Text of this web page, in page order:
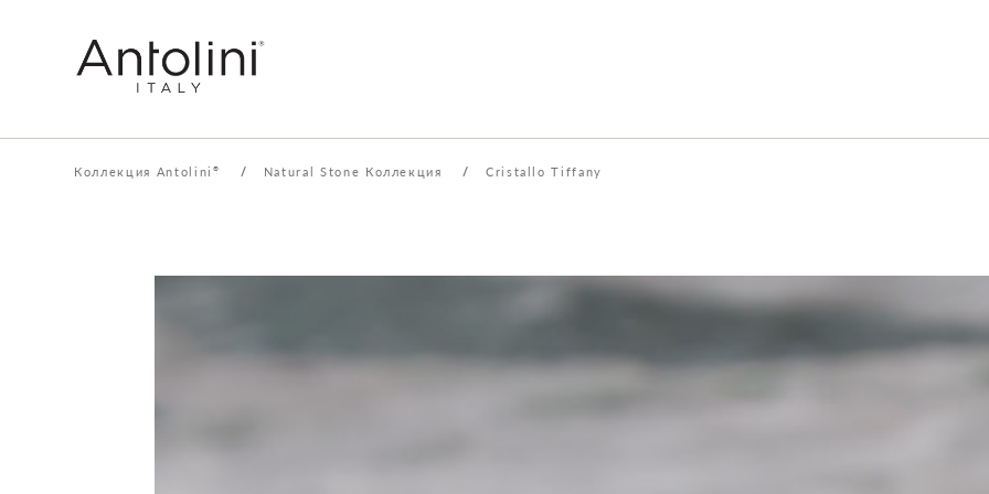
Коллекция Antolini ® / Natural Stone Коллекция / Cristallo Tiffany